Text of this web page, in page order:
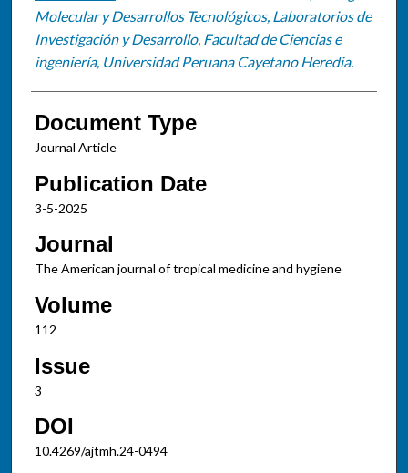
Molecular y Desarrollos Tecnológicos, Laboratorios de
Investigación y Desarrollo, Facultad de Ciencias e
ingeniería, Universidad Peruana Cayetano Heredia.
Document Type
Journal Article
Publication Date
3-5-2025
Journal
The American journal of tropical medicine and hygiene
Volume
112
Issue
3
DOI
10.4269/ajtmh.24-0494